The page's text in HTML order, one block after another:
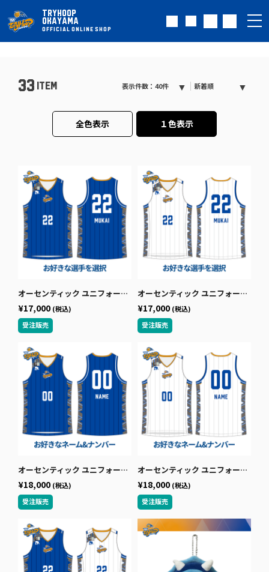
TRYHOOP
OKAYAMA
OFFICIAL ONLINE SHOP
33 ITEM 表示件数：40件 新着順
全色表示 １色表示
オーセンティック ユニフォームシャツ 選手名＋選手番号 HOME
¥17,000 (税込)
オーセンティック ユニフォームシャツ 選手名＋選手番号 AWAY
¥17,000 (税込)
オーセンティック ユニフォームシャツ フリーネーム＋フリーナンバー HOME
¥18,000 (税込)
オーセンティック ユニフォームシャツ フリーネーム＋フリーナンバー AWAY
¥18,000 (税込)